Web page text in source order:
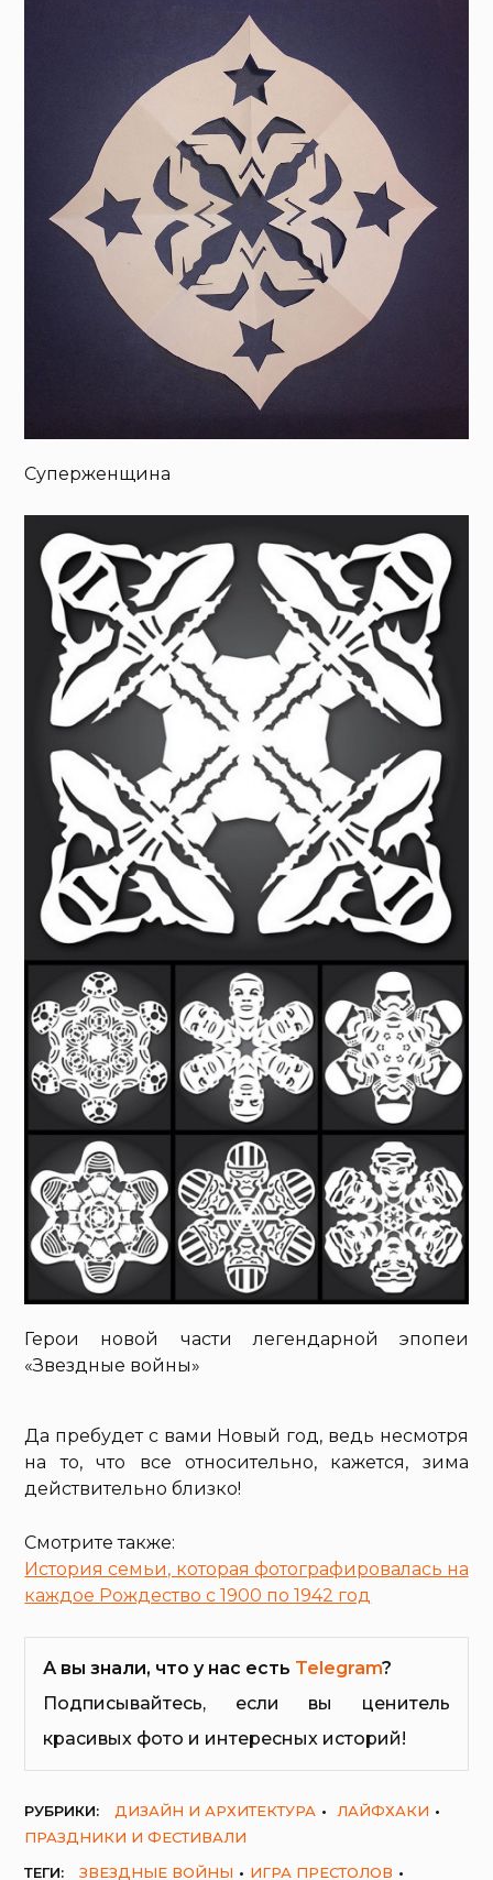
Суперженщина
Герои новой части легендарной эпопеи
«Звездные войны»
Да пребудет с вами Новый год, ведь несмотря
на то, что все относительно, кажется, зима
действительно близко!
Смотрите также:
История семьи, которая фотографировалась на
каждое Рождество с 1900 по 1942 год
А вы знали, что у нас есть Telegram?
Подписывайтесь, если вы ценитель
красивых фото и интересных историй!
РУБРИКИ: ДИЗАЙН И АРХИТЕКТУРА
ЛАЙФХАКИ
ПРАЗДНИКИ И ФЕСТИВАЛИ
ТЕГИ:
ЗВЕЗДНЫЕ ВОЙНЫ ИГРА ПРЕСТОЛОВ